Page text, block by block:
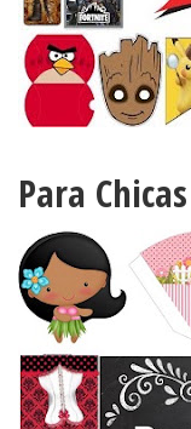
Para Chicas